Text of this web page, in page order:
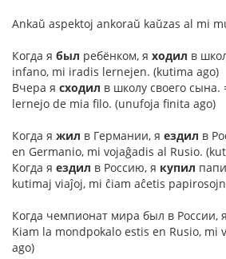
Ankaŭ aspektoj ankoraŭ kaŭzas al mi
Когда я был ребёнком, я ходил в
infano, mi iradis lernejen. (kutima ago)
Вчера я сходил в школу своего
lernejo de mia filo. (unufoja finita ago)
Когда я жил в Германии, я ездил в
en Germanio, mi vojaĝadis al Rusio.
Когда я ездил в Россию, я купил
kutimaj viaĵoj, mi ĉiam aĉetis
Когда чемпионат мира был в России, я
Kiam la mondpokalo estis en Rusio, mi
ago)